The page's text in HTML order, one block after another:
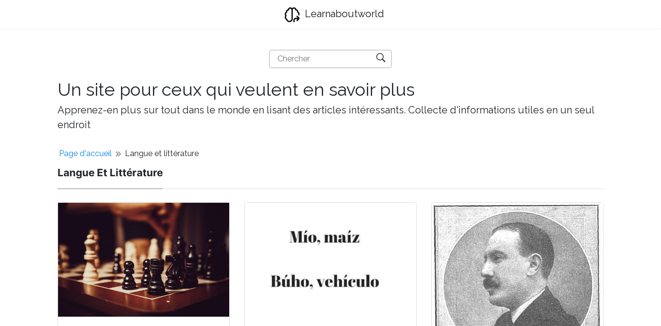
Learnaboutworld
Un site pour ceux qui veulent en savoir plus
Apprenez-en plus sur tout dans le monde en lisant des articles intéressants. Collecte d'informations utiles en un seul
endroit
Page d'accueil Langue et littérature
Langue Et Littérature